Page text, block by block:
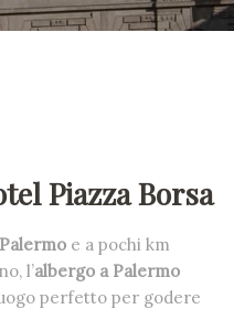
Piazza Borsa
e a pochi km
l’albergo a Palermo
perfetto per godere